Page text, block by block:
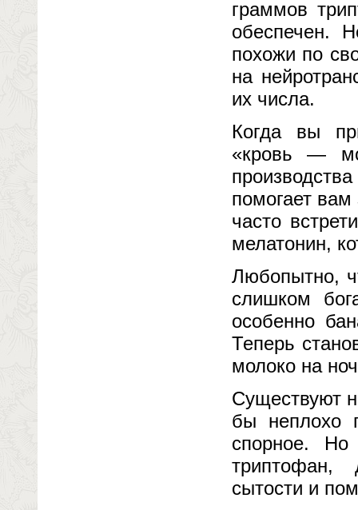
граммов
обеспечен.
похожи по
на
их числа.
Когда вы
«кровь —
помогает
часто
мелатонин,
Любопытно,
слишком
особенно
Теперь
молоко на
Существуют
бы неплохо
спорное. Но
триптофан,
сытости и